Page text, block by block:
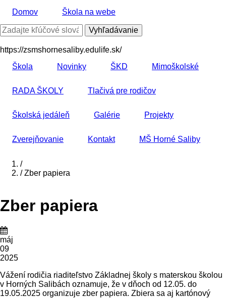
hlavný
obsah
Domov
Škola na webe
Vyhľadávanie
https://zsmshornesaliby.edulife.sk/
Škola
Novinky ŠKD Mimoškolské
RADA ŠKOLY Tlačivá pre rodičov
Školská jedáleň Galérie Projekty
Zverejňovanie Kontakt MŠ Horné Saliby
Breadcrumb
/Domov
/ Zber papiera
Zber papiera
máj
09
2025
Vážení rodičia riaditeľstvo Základnej školy s materskou školou
v Horných Salibách oznamuje, že v dňoch od 12.05. do
19.05.2025 organizuje zber papiera. Zbiera sa aj kartónový